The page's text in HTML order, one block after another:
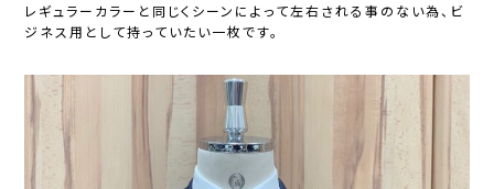
レギュラーカラーと同じくシーンによって左右される事のない為、ビ
ジネス用として持っていたい一枚です。